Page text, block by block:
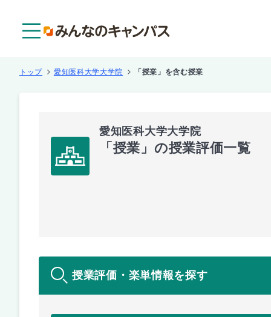
トップ 愛知医科大学大学院 「授業」を含む授業
愛知医科大学大学院
「授業」の授業評価一覧
授業評価・楽単情報を探す